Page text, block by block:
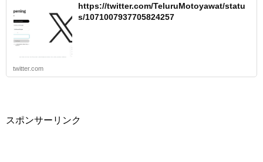
https://twitter.com/TeluruMotoyawat/statu
s/1071007937705824257
twitter.com
スポンサーリンク